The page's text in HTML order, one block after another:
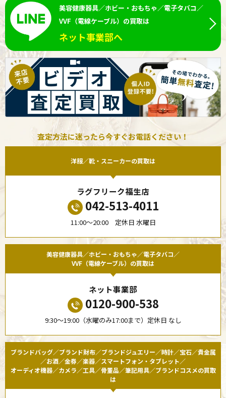
美容健康器具／ホビー・おもちゃ／電子タバコ／
VVF（電線ケーブル）の買取は
ネット事業部へ
査定方法に迷ったら今すぐお電話ください！
洋服／靴・スニーカーの買取は
ラグフリーク福生店
042-513-4011
11:00〜20:00 定休日 水曜日
美容健康器具／ホビー・おもちゃ／電子タバコ／
VVF（電線ケーブル）の買取は
ネット事業部
0120-900-538
9:30〜19:00（水曜のみ17:00まで）定休日 なし
ブランドバッグ／ブランド財布／ブランドジュエリー／時計／宝石／貴金属
／お酒／金券／楽器／スマートフォン・タブレット／
オーディオ機器／カメラ／工具／骨董品／筆記用具／ブランドコスメの買取
は